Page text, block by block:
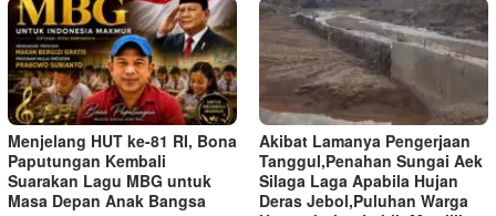
Menjelang HUT ke-81 RI, Bona
Paputungan Kembali
Suarakan Lagu MBG untuk
Masa Depan Anak Bangsa
Akibat Lamanya Pengerjaan
Tanggul,Penahan Sungai Aek
Silaga Laga Apabila Hujan
Deras Jebol,Puluhan Warga